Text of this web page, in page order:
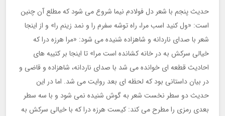
حدیث پنجم با شعر دل فولادم نیما شروع می شود که مطلع آن چنین
است: «ول کنید اسب مرا، راه توشه سفرم را و نمد زینم را» و از اینجا
شعر با صدای ناردانه و شاهزاده شنیده می شود: «مرا هرزه درا که
خیالی سرکش به در خانه کشانده است مرا» تا اینجا بر کتیبه های
احادیث قطعه ای خوانده می شد با صدای ناردانه، شاهزاده و قاضی و
در بیان داستانی بود که لحظه ای بعد روایت می شد. اما در این
حدیث دو سطر نخست شعر به گوش شنیده نمی شود و با سه سطر
بعدی رمزی را مطرح می کند: کیست هرزه درا که با خیالی سرکش به